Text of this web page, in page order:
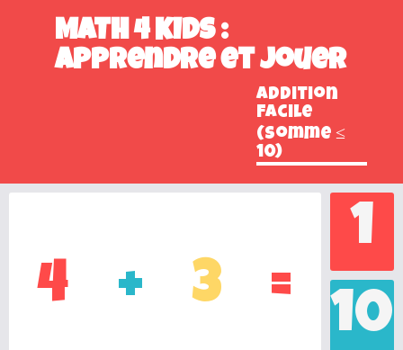
MATH 4 KIDS :
Apprendre et Jouer
Addition
Facile
(Somme ≤
10)
4 + 3
=
1
10